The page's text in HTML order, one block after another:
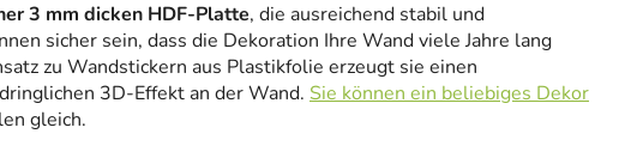
3 mm dicken HDF-Platte, die ausreichend stabil und
sicher sein, dass die Dekoration Ihre Wand viele Jahre lang
zu Wandstickern aus Plastikfolie erzeugt sie einen
3D-Effekt an der Wand. Sie können ein beliebiges Dekor
gleich.